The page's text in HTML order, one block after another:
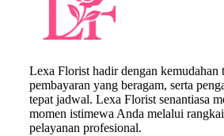
Lexa Florist hadir dengan kemudahan
pembayaran yang beragam, serta
tepat jadwal. Lexa Florist senantiasa
momen istimewa Anda melalui
pelayanan profesional.